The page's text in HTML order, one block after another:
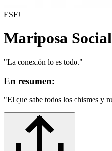
ESFJ
Mariposa Social
"La conexión lo es todo."
En resumen:
"El que sabe todos los chismes y